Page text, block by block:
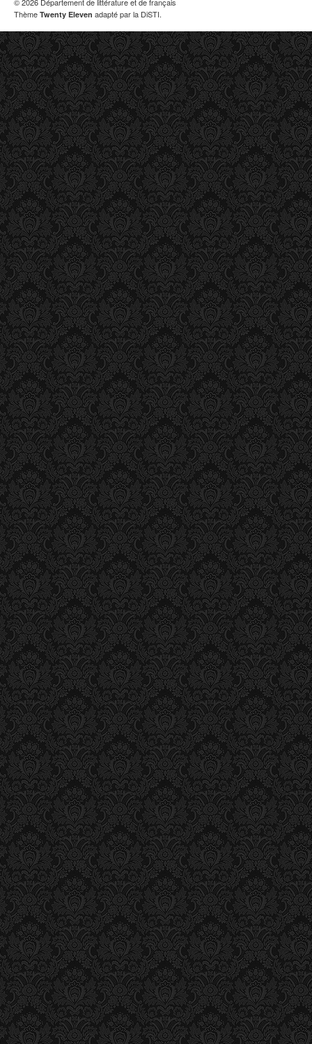
© 2026 Département de littérature et de français
Thème Twenty Eleven adapté par la DiSTI.